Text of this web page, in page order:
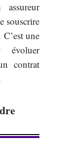
souscrire
une
évoluer
contrat